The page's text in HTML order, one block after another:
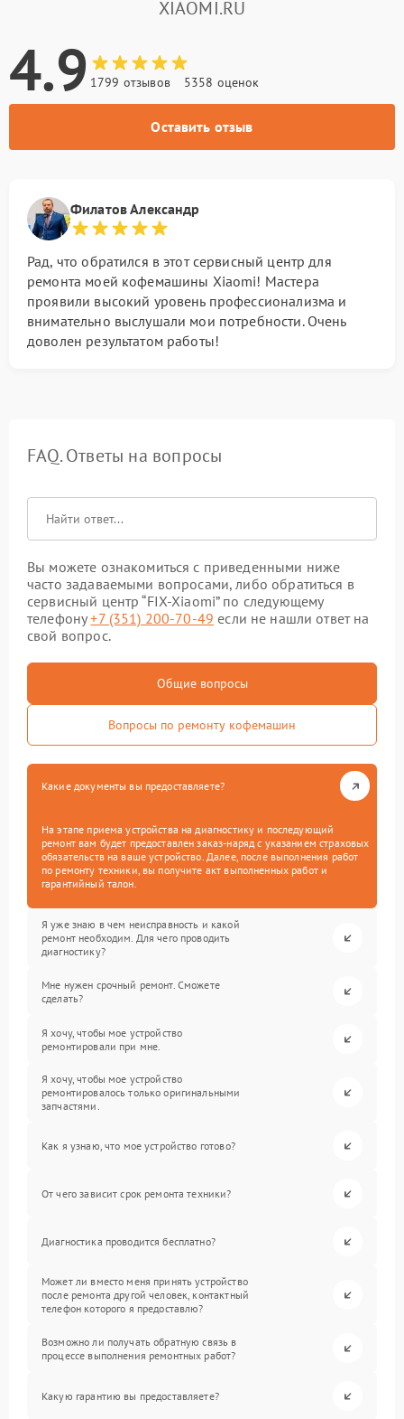
XIAOMI.RU
4.9 1799 отзывов 5358 оценок
Оставить отзыв
Филатов Александр
Рад, что обратился в этот сервисный центр для
ремонта моей кофемашины Xiaomi! Мастера
проявили высокий уровень профессионализма и
внимательно выслушали мои потребности. Очень
доволен результатом работы!
FAQ. Ответы на вопросы
Вы можете ознакомиться с приведенными ниже
часто задаваемыми вопросами, либо обратиться в
сервисный центр “FIX-Xiaomi” по следующему
телефону+7 (351) 200-70-49 если не нашли ответ на
свой вопрос.
Общие вопросы
Вопросы по ремонту кофемашин
Какие документы вы предоставляете?
На этапе приема устройства на диагностику и последующий
ремонт вам будет предоставлен заказ-наряд с указанием страховых
обязательств на ваше устройство. Далее, после выполнения работ
по ремонту техники, вы получите акт выполненных работ и
гарантийный талон.
Я уже знаю в чем неисправность и какой
ремонт необходим. Для чего проводить
диагностику?
Мне нужен срочный ремонт. Сможете
сделать?
Я хочу, чтобы мое устройство
ремонтировали при мне.
Я хочу, чтобы мое устройство
ремонтировалось только оригинальными
запчастями.
Как я узнаю, что мое устройство готово?
От чего зависит срок ремонта техники?
Диагностика проводится бесплатно?
Может ли вместо меня принять устройство
после ремонта другой человек, контактный
телефон которого я предоставлю?
Возможно ли получать обратную связь в
процессе выполнения ремонтных работ?
Какую гарантию вы предоставляете?